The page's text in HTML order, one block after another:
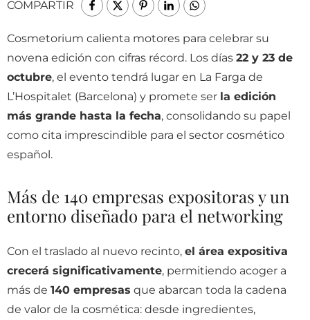
COMPARTIR
Cosmetorium calienta motores para celebrar su
novena edición con cifras récord. Los días 22 y 23 de
octubre, el evento tendrá lugar en La Farga de
L’Hospitalet (Barcelona) y promete ser la edición
más grande hasta la fecha, consolidando su papel
como cita imprescindible para el sector cosmético
español.
Más de 140 empresas expositoras y un
entorno diseñado para el networking
Con el traslado al nuevo recinto, el área expositiva
crecerá significativamente, permitiendo acoger a
más de 140 empresas que abarcan toda la cadena
de valor de la cosmética: desde ingredientes,